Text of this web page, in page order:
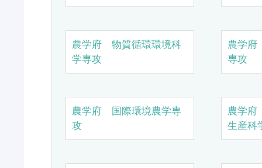
農学府 物質循環環境科
学専攻
農学
専攻
農学府 国際環境農学専
攻
農学
生産科